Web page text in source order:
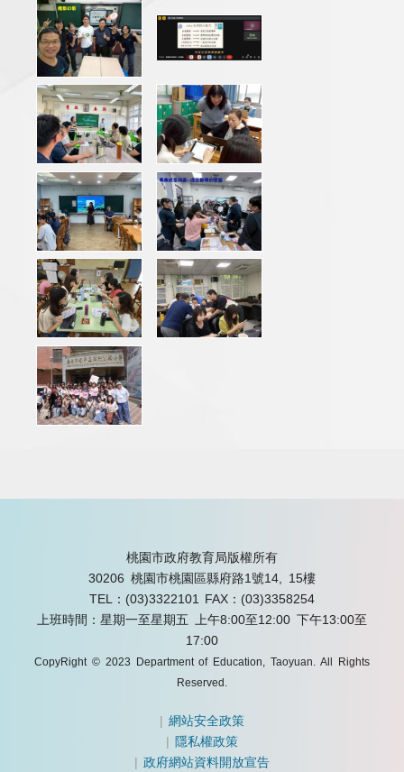
桃園市政府教育局版權所有
30206 桃園市桃園區縣府路1號14, 15樓
TEL：(03)3322101
FAX：(03)3358254
上班時間：星期一至星期五 上午8:00至12:00 下午13:00至
17:00
CopyRight © 2023 Department of Education, Taoyuan. All Rights
Reserved.
|網站安全政策
| 隱私權政策
|政府網站資料開放宣告